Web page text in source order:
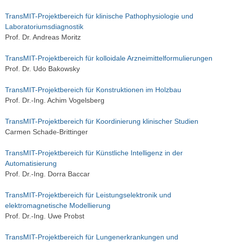
TransMIT-Projektbereich für klinische Pathophysiologie und
Laboratoriumsdiagnostik
Prof. Dr. Andreas Moritz
TransMIT-Projektbereich für kolloidale Arzneimittelformulierungen
Prof. Dr. Udo Bakowsky
TransMIT-Projektbereich für Konstruktionen im Holzbau
Prof. Dr.-Ing. Achim Vogelsberg
TransMIT-Projektbereich für Koordinierung klinischer Studien
Carmen Schade-Brittinger
TransMIT-Projektbereich für Künstliche Intelligenz in der
Automatisierung
Prof. Dr.-Ing. Dorra Baccar
TransMIT-Projektbereich für Leistungselektronik und
elektromagnetische Modellierung
Prof. Dr.-Ing. Uwe Probst
TransMIT-Projektbereich für Lungenerkrankungen und